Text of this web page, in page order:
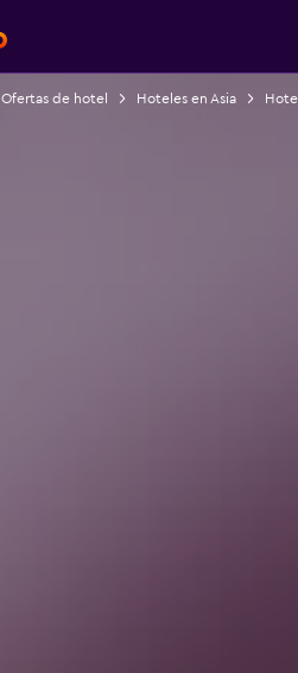
Ofertas de hotel Hoteles en Asia